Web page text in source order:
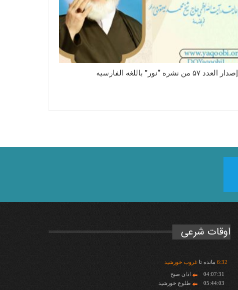
إصدار العدد ۵۷ من نشره “نور” باللغه الفارسیه
اوقات شرعی
6:32 مانده تاغروب خورشید
04:07:31
اذان صبح
05:44:03
طلوع خورشید